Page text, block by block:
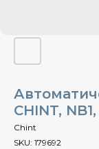
CHINT,
Chint
SKU: 179692